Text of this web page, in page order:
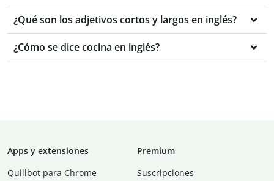
¿Qué son los adjetivos cortos y largos en inglés?
¿Cómo se dice cocina en inglés?
Apps y extensiones
Quillbot para Chrome
Premium
Suscripciones